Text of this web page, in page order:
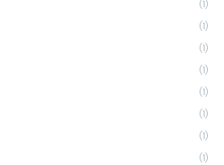
(1)
(1)
(1)
(1)
(1)
(1)
(1)
(1)